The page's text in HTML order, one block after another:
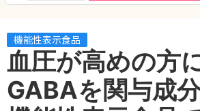
機能性表示食品
血圧が高めの方
GABAを関与成